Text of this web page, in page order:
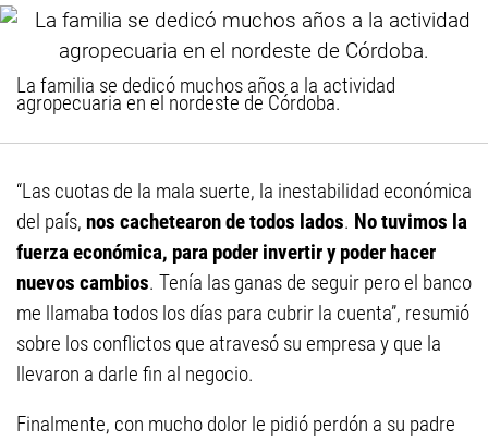
La familia se dedicó muchos años a la actividad
agropecuaria en el nordeste de Córdoba.
“Las cuotas de la mala suerte, la inestabilidad económica
del país, nos cachetearon de todos lados. No tuvimos la
fuerza económica, para poder invertir y poder hacer
nuevos cambios. Tenía las ganas de seguir pero el banco
me llamaba todos los días para cubrir la cuenta”, resumió
sobre los conflictos que atravesó su empresa y que la
llevaron a darle fin al negocio.
Finalmente, con mucho dolor le pidió perdón a su padre